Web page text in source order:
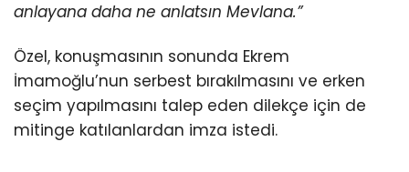
anlayana daha ne anlatsın Mevlana.”
Özel, konuşmasının sonunda Ekrem
İmamoğlu’nun serbest bırakılmasını ve erken
seçim yapılmasını talep eden dilekçe için de
mitinge katılanlardan imza istedi.